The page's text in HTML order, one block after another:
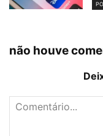
não houve